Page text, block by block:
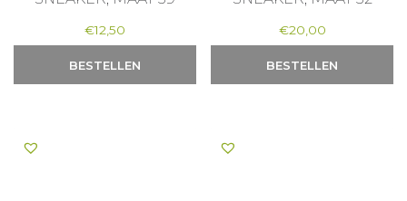
€12,50
BESTELLEN
€20,00
BESTELLEN